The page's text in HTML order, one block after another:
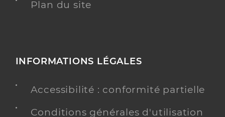
Plan du site
INFORMATIONS LÉGALES
Accessibilité : conformité partielle
Conditions générales d'utilisation